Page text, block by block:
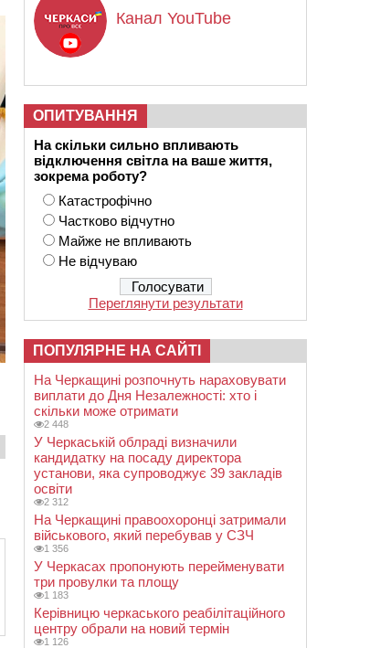
Канал YouTube
ОПИТУВАННЯ
На скільки сильно впливають
відключення світла на ваше життя,
зокрема роботу?
Катастрофічно
Частково відчутно
Майже не впливають
Не відчуваю
Переглянути результати
ПОПУЛЯРНЕ НА САЙТІ
На Черкащині розпочнуть нараховувати
виплати до Дня Незалежності: хто і
скільки може отримати
2 448
У Черкаській облраді визначили
кандидатку на посаду директора
установи, яка супроводжує 39 закладів
освіти
2 312
На Черкащині правоохоронці затримали
військового, який перебував у СЗЧ
1 356
У Черкасах пропонують перейменувати
три провулки та площу
1 183
Керівницю черкаського реабілітаційного
центру обрали на новий термін
1 126